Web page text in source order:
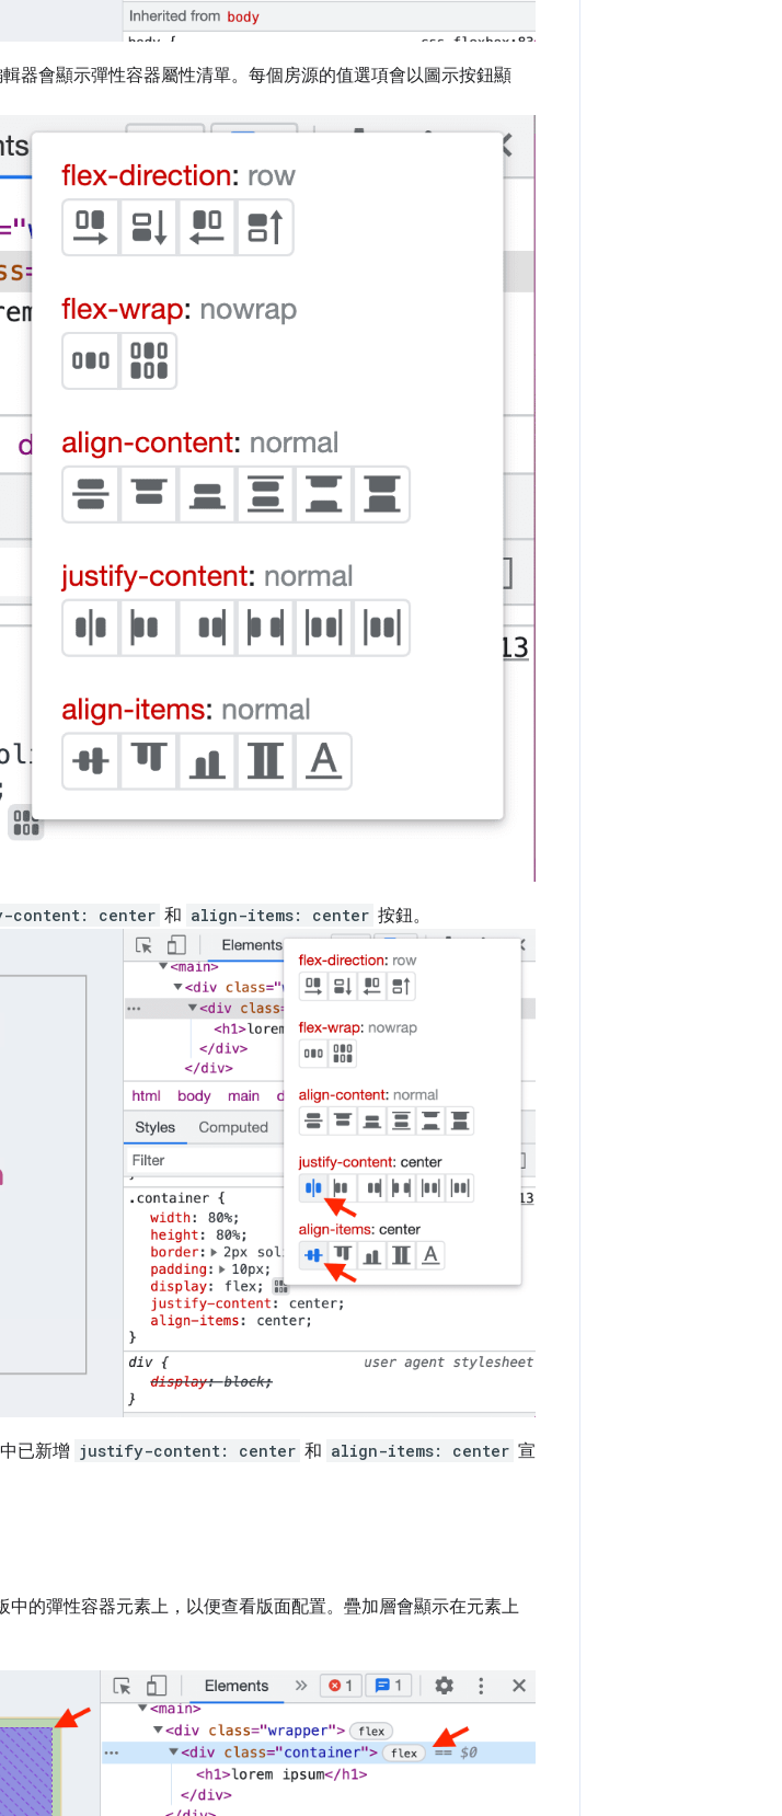
輯器會顯示彈性容器屬性清單。每個房源的值選項會以圖示按鈕顯
content: center 和 align-items: center 按鈕。
已新增 justify-content: center 和 align-items: center 宣
中的彈性容器元素上，以便查看版面配置。疊加層會顯示在元素上